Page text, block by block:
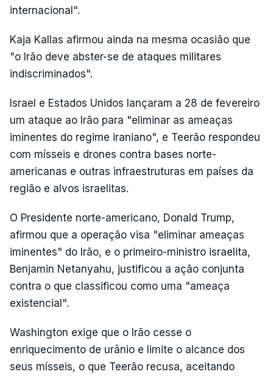
internacional".
Kaja Kallas afirmou ainda na mesma ocasião que
"o Irão deve abster-se de ataques militares
indiscriminados".
Israel e Estados Unidos lançaram a 28 de fevereiro
um ataque ao Irão para "eliminar as ameaças
iminentes do regime iraniano", e Teerão respondeu
com mísseis e drones contra bases norte-
americanas e outras infraestruturas em países da
região e alvos israelitas.
O Presidente norte-americano, Donald Trump,
afirmou que a operação visa "eliminar ameaças
iminentes" do Irão, e o primeiro-ministro israelita,
Benjamin Netanyahu, justificou a ação conjunta
contra o que classificou como uma "ameaça
existencial".
Washington exige que o Irão cesse o
enriquecimento de urânio e limite o alcance dos
seus mísseis, o que Teerão recusa, aceitando